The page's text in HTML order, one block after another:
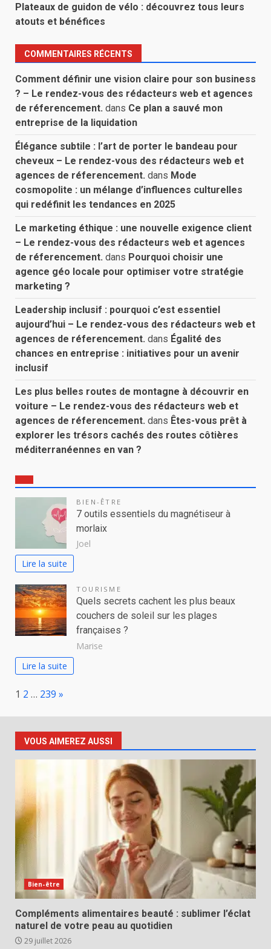
Plateaux de guidon de vélo : découvrez tous leurs
atouts et bénéfices
COMMENTAIRES RÉCENTS
Comment définir une vision claire pour son business
? – Le rendez-vous des rédacteurs web et agences
de réferencement. dans Ce plan a sauvé mon
entreprise de la liquidation
Élégance subtile : l’art de porter le bandeau pour
cheveux – Le rendez-vous des rédacteurs web et
agences de réferencement. dans Mode
cosmopolite : un mélange d’influences culturelles
qui redéfinit les tendances en 2025
Le marketing éthique : une nouvelle exigence client
– Le rendez-vous des rédacteurs web et agences
de réferencement. dans Pourquoi choisir une
agence géo locale pour optimiser votre stratégie
marketing ?
Leadership inclusif : pourquoi c’est essentiel
aujourd’hui – Le rendez-vous des rédacteurs web et
agences de réferencement. dans Égalité des
chances en entreprise : initiatives pour un avenir
inclusif
Les plus belles routes de montagne à découvrir en
voiture – Le rendez-vous des rédacteurs web et
agences de réferencement. dans Êtes-vous prêt à
explorer les trésors cachés des routes côtières
méditerranéennes en van ?
BIEN-ÊTRE
7 outils essentiels du magnétiseur à
morlaix
Joel
Lire la suite
TOURISME
Quels secrets cachent les plus beaux
couchers de soleil sur les plages
françaises ?
Marise
Lire la suite
Page:
1 2 … 239 Next
»
VOUS AIMEREZ AUSSI
Bien-être
Compléments alimentaires beauté : sublimer l’éclat
naturel de votre peau au quotidien
29 juillet 2026